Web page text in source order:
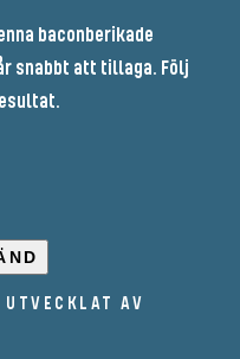
baconberikade
snabbt att tillaga. Följ
UTVECKLAT AV